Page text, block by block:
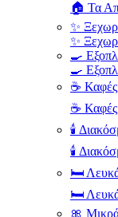
🏠 Τα
✨
✨
🍳
🍳
☕
☕
🕯️
🕯️
🛏️ Λευκά
🛏️ Λευκά
🎀